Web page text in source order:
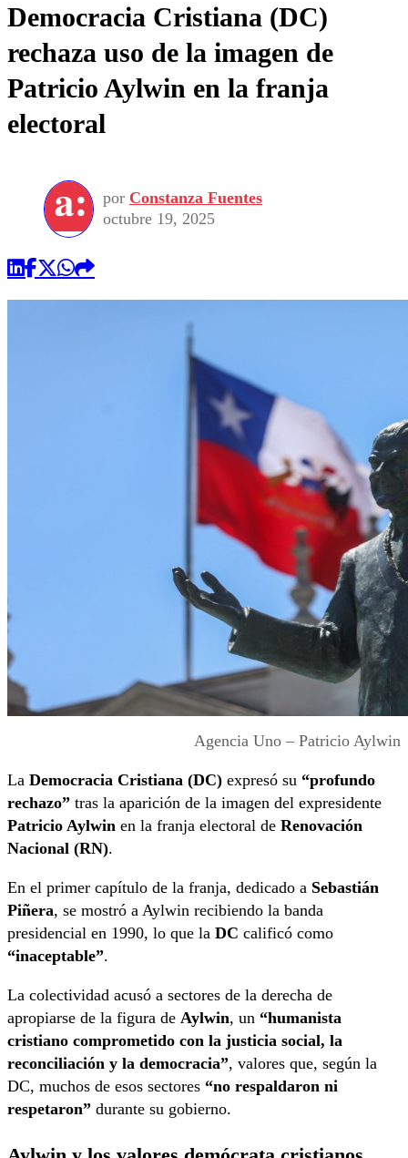
Democracia Cristiana (DC)
rechaza uso de la imagen de
Patricio Aylwin en la franja
electoral
por Constanza Fuentes
octubre 19, 2025
Agencia Uno – Patricio Aylwin
La Democracia Cristiana (DC) expresó su “profundo
rechazo” tras la aparición de la imagen del expresidente
Patricio Aylwin en la franja electoral de Renovación
Nacional (RN).
En el primer capítulo de la franja, dedicado a Sebastián
Piñera, se mostró a Aylwin recibiendo la banda
presidencial en 1990, lo que la DC calificó como
“inaceptable”.
La colectividad acusó a sectores de la derecha de
apropiarse de la figura de Aylwin, un “humanista
cristiano comprometido con la justicia social, la
reconciliación y la democracia”, valores que, según la
DC, muchos de esos sectores “no respaldaron ni
respetaron” durante su gobierno.